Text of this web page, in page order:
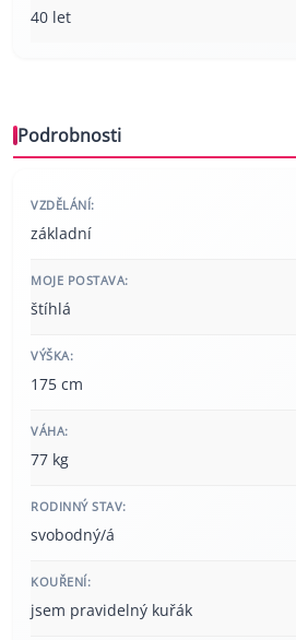
40 let
Podrobnosti
VZDĚLÁNÍ:
základní
MOJE POSTAVA:
štíhlá
VÝŠKA:
175 cm
VÁHA:
77 kg
RODINNÝ STAV:
svobodný/á
KOUŘENÍ:
jsem pravidelný kuřák